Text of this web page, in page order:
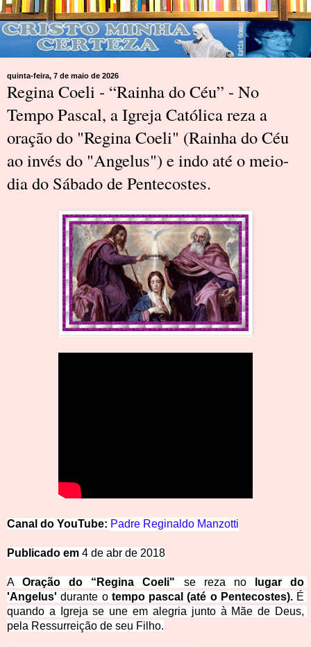
quinta-feira, 7 de maio de 2026
Regina Coeli - “Rainha do Céu” - No
Tempo Pascal, a Igreja Católica reza a
oração do "Regina Coeli" (Rainha do Céu
ao invés do "Angelus") e indo até o meio-
dia do Sábado de Pentecostes.
Canal do YouTube: Padre Reginaldo Manzotti
Publicado em 4 de abr de 2018
A Oração do “Regina Coeli" se reza no
lugar do
'Angelus' durante o tempo pascal (até o Pentecostes). É
quando a Igreja se une em alegria junto à Mãe de Deus,
pela Ressurreição de seu Filho.